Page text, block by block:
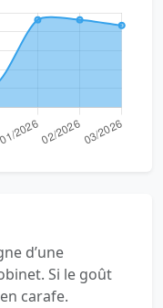
d’une
Si le goût
carafe.